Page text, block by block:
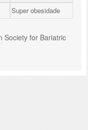
Super obesidade
Society for Bariatric